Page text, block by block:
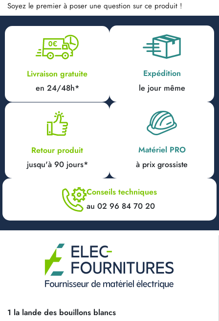
Soyez le premier à poser une question sur ce produit !
Livraison gratuite
en 24/48h*
Expédition
le jour même
Retour produit
jusqu'à 90 jours*
Matériel PRO
à prix grossiste
Conseils techniques
au 02 96 84 70 20
1 la lande des bouillons blancs